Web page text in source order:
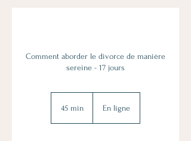
Comment aborder le divorce de manière
sereine - 17 jours
45 min En ligne